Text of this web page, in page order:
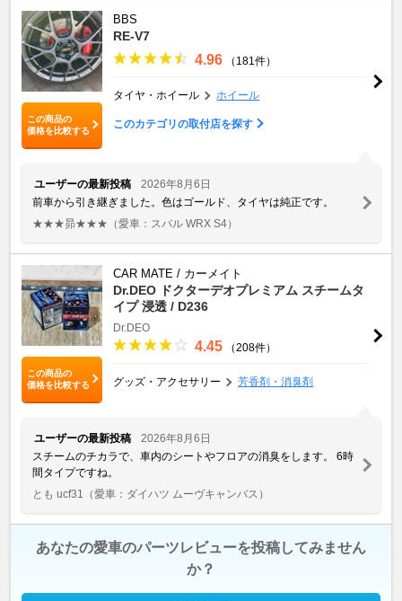
この商品の
価格を比較する
BBS
RE-V7
4.96 （181件）
タイヤ・ホイール ホイール
このカテゴリの取付店を探す
ユーザーの最新投稿
2026年8月6日
前車から引き継ぎました。色はゴールド、タイヤは純正です。
★★★昴★★★ （愛車：スバル WRX S4）
この商品の
価格を比較する
CAR MATE / カーメイト
Dr.DEO ドクターデオプレミアム スチームタ
イプ 浸透 / D236
Dr.DEO
4.45 （208件）
グッズ・アクセサリー 芳香剤・消臭剤
ユーザーの最新投稿
2026年8月6日
スチームのチカラで、車内のシートやフロアの消臭をします。 6時
間タイプですね。
とも ucf31
（愛車：ダイハツ ムーヴキャンバス）
あなたの愛車のパーツレビューを投稿してみません
か？